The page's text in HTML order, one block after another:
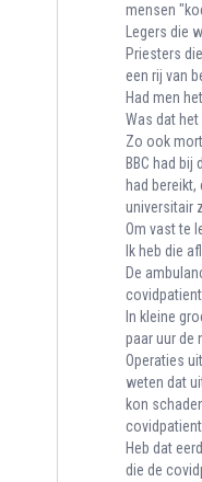
mensen
Legers die
Priesters
een rij van
Had men
Was dat
Zo ook
BBC had
had
universitair
Om vast te
Ik heb die
De
In kleine
paar uur de
Operaties
weten dat
kon
Heb dat
die de